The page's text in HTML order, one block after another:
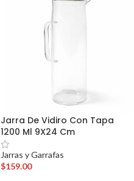
Jarra De Vidiro Con Tapa
1200 Ml 9X24 Cm
Jarras y Garrafas
$159.00